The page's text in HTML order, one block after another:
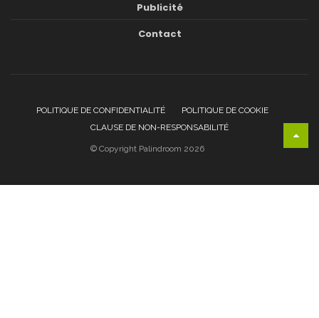
Publicité
Contact
POLITIQUE DE CONFIDENTIALITÉ
POLITIQUE DE COOKIE
CLAUSE DE NON-RESPONSABILITÉ
© Copyright Palindroom 2026